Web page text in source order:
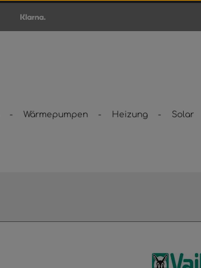
Wärmepumpen Heizung Solar